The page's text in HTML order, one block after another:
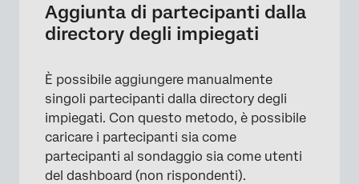
Aggiunta di partecipanti dalla
directory degli impiegati
È possibile aggiungere manualmente
singoli partecipanti dalla directory degli
impiegati. Con questo metodo, è possibile
caricare i partecipanti sia come
partecipanti al sondaggio sia come utenti
del dashboard (non rispondenti).